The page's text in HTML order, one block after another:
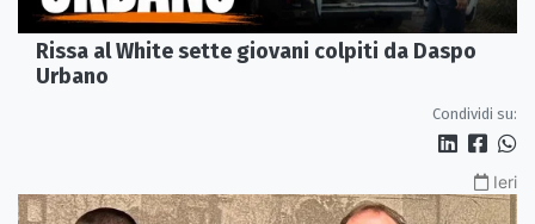
Rissa al White sette giovani colpiti da Daspo
Urbano
Condividi su:
Ieri